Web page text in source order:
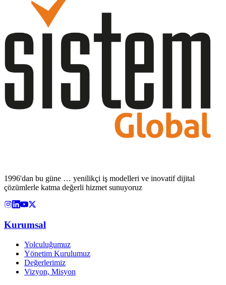
1996'dan bu güne … yenilikçi iş modelleri ve inovatif dijital
çözümlerle katma değerli hizmet sunuyoruz
Kurumsal
Yolculuğumuz
Yönetim Kurulumuz
Değerlerimiz
Vizyon, Misyon